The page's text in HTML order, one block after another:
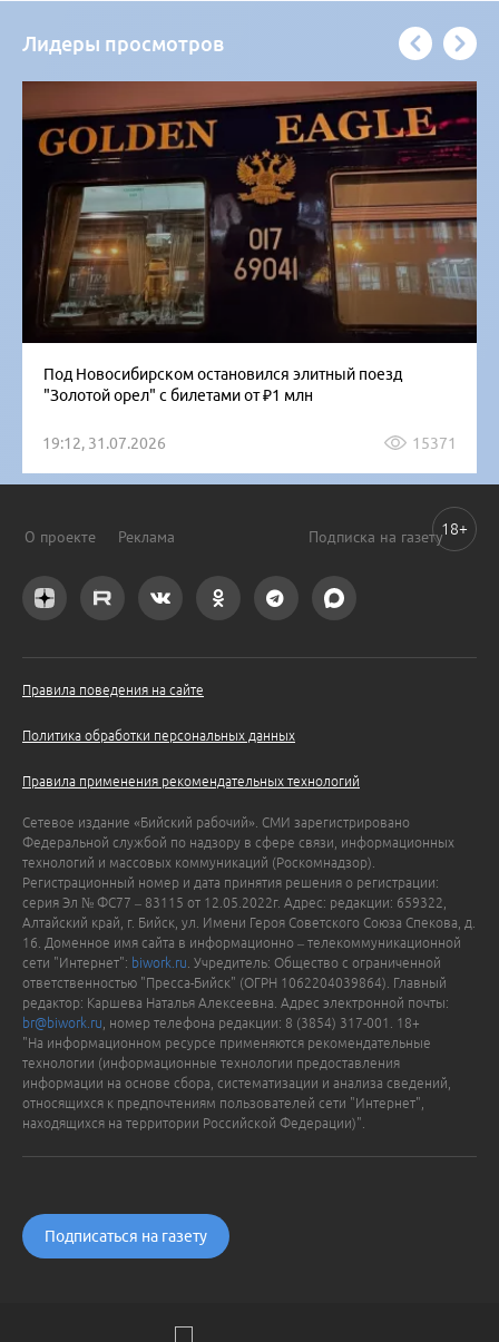
Лидеры просмотров
Под Новосибирском остановился элитный поезд
"Золотой орел" с билетами от ₽1 млн
19:12, 31.07.2026 15371
О проекте Реклама Подписка на газету
Правила поведения на сайте
Политика обработки персональных данных
Правила применения рекомендательных технологий
Сетевое издание «Бийский рабочий». СМИ зарегистрировано
Федеральной службой по надзору в сфере связи, информационных
технологий и массовых коммуникаций (Роскомнадзор).
Регистрационный номер и дата принятия решения о регистрации:
серия Эл № ФС77 – 83115 от 12.05.2022г. Адрес: редакции: 659322,
Алтайский край, г. Бийск, ул. Имени Героя Советского Союза Спекова, д.
16. Доменное имя сайта в информационно – телекоммуникационной
сети "Интернет": biwork.ru . Учредитель: Общество с ограниченной
ответственностью "Пресса-Бийск" (ОГРН 1062204039864). Главный
редактор: Каршева Наталья Алексеевна. Адрес электронной почты:
br@biwork.ru , номер телефона редакции: 8 (3854) 317-001. 18+
"На информационном ресурсе применяются рекомендательные
технологии (информационные технологии предоставления
информации на основе сбора, систематизации и анализа сведений,
относящихся к предпочтениям пользователей сети "Интернет",
находящихся на территории Российской Федерации)".
Подписаться на газету
18+